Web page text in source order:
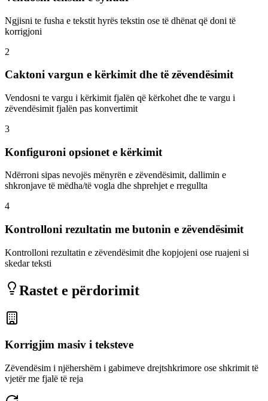
Ngjisni te fusha e tekstit hyrës tekstin ose të dhënat që doni të
korrigjoni
2
Caktoni vargun e kërkimit dhe të zëvendësimit
Vendosni te vargu i kërkimit fjalën që kërkohet dhe te vargu i
zëvendësimit fjalën pas konvertimit
3
Konfiguroni opsionet e kërkimit
Ndërroni sipas nevojës mënyrën e zëvendësimit, dallimin e
shkronjave të mëdha/të vogla dhe shprehjet e rregullta
4
Kontrolloni rezultatin me butonin e zëvendësimit
Kontrolloni rezultatin e zëvendësimit dhe kopjojeni ose ruajeni si
skedar teksti
Rastet e përdorimit
Korrigjim masiv i teksteve
Zëvendësim i njëhershëm i gabimeve drejtshkrimore ose shkrimit të
vjetër me fjalë të reja